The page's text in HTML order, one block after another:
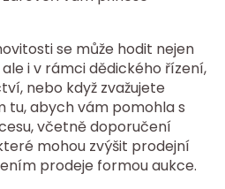
se může hodit nejen
i v rámci dědického řízení,
nebo když zvažujete
tu, abych vám pomohla s
včetně doporučení
mohou zvýšit prodejní
prodeje formou aukce.